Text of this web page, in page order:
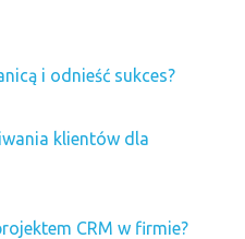
i odnieść sukces?
klientów dla
CRM w firmie?